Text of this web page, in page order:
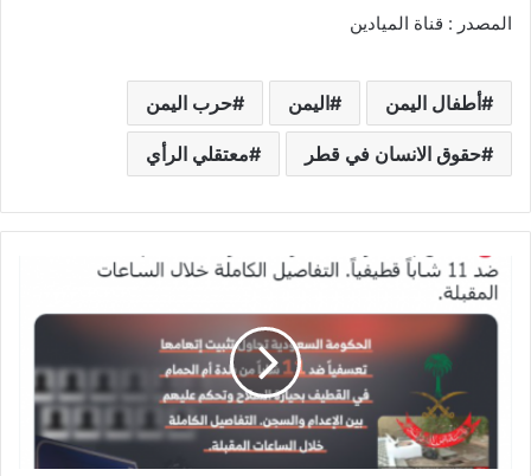
المصدر : قناة الميادين
أطفال اليمن اليمن حرب اليمن
حقوق الانسان في قطر معتقلي الرأي